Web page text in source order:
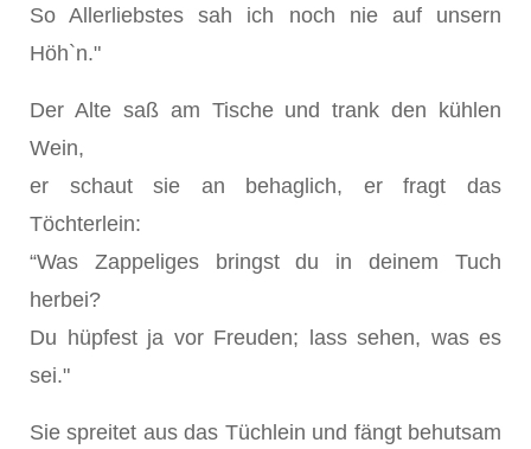
So Allerliebstes sah ich noch nie auf unsern
Höh`n."
Der Alte saß am Tische und trank den kühlen
Wein,
er schaut sie an behaglich, er fragt das
Töchterlein:
“Was Zappeliges bringst du in deinem Tuch
herbei?
Du hüpfest ja vor Freuden; lass sehen, was es
sei."
Sie spreitet aus das Tüchlein und fängt behutsam